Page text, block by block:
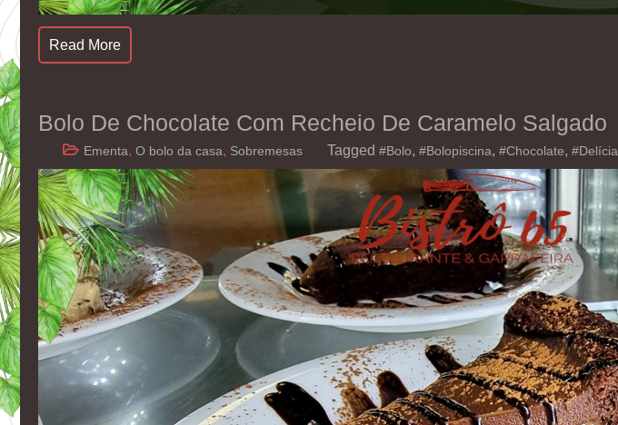
Read More
Bolo De Chocolate Com Recheio De Caramelo Salgado
Ementa, O bolo da casa, Sobremesas Tagged #Bolo, #Bolopiscina, #Chocolate, #Delícia